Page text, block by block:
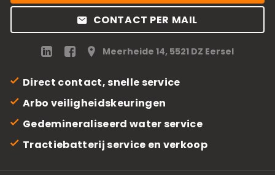
CONTACT PER MAIL
Meerheide 14, 5521 DZ Eersel
Direct contact, snelle service
Arbo veiligheidskeuringen
Gedemineraliseerd water service
Tractiebatterij service en verkoop